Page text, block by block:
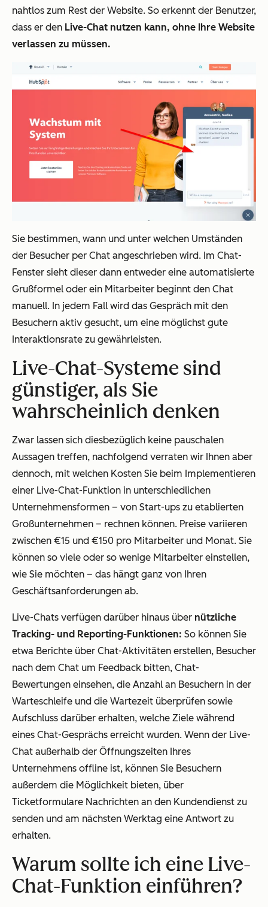
nahtlos zum Rest der Website. So erkennt der Benutzer,
dass er den Live-Chat nutzen kann, ohne Ihre Website
verlassen zu müssen.
Sie bestimmen, wann und unter welchen Umständen
der Besucher per Chat angeschrieben wird. Im Chat-
Fenster sieht dieser dann entweder eine automatisierte
Grußformel oder ein Mitarbeiter beginnt den Chat
manuell. In jedem Fall wird das Gespräch mit den
Besuchern aktiv gesucht, um eine möglichst gute
Interaktionsrate zu gewährleisten.
Live-Chat-Systeme sind
günstiger, als Sie
wahrscheinlich denken
Zwar lassen sich diesbezüglich keine pauschalen
Aussagen treffen, nachfolgend verraten wir Ihnen aber
dennoch, mit welchen Kosten Sie beim Implementieren
einer Live-Chat-Funktion in unterschiedlichen
Unternehmensformen – von Start-ups zu etablierten
Großunternehmen – rechnen können. Preise variieren
zwischen €15 und €150 pro Mitarbeiter und Monat. Sie
können so viele oder so wenige Mitarbeiter einstellen,
wie Sie möchten – das hängt ganz von Ihren
Geschäftsanforderungen ab.
Live-Chats verfügen darüber hinaus über nützliche
Tracking- und Reporting-Funktionen: So können Sie
etwa Berichte über Chat-Aktivitäten erstellen, Besucher
nach dem Chat um Feedback bitten, Chat-
Bewertungen einsehen, die Anzahl an Besuchern in der
Warteschleife und die Wartezeit überprüfen sowie
Aufschluss darüber erhalten, welche Ziele während
eines Chat-Gesprächs erreicht wurden. Wenn der Live-
Chat außerhalb der Öffnungszeiten Ihres
Unternehmens offline ist, können Sie Besuchern
außerdem die Möglichkeit bieten, über
Ticketformulare Nachrichten an den Kundendienst zu
senden und am nächsten Werktag eine Antwort zu
erhalten.
Warum sollte ich eine Live-
Chat-Funktion einführen?